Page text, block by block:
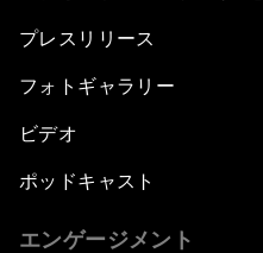
プレスリリース
フォトギャラリー
ビデオ
ポッドキャスト
エンゲージメント